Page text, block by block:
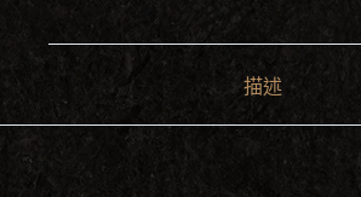
描述